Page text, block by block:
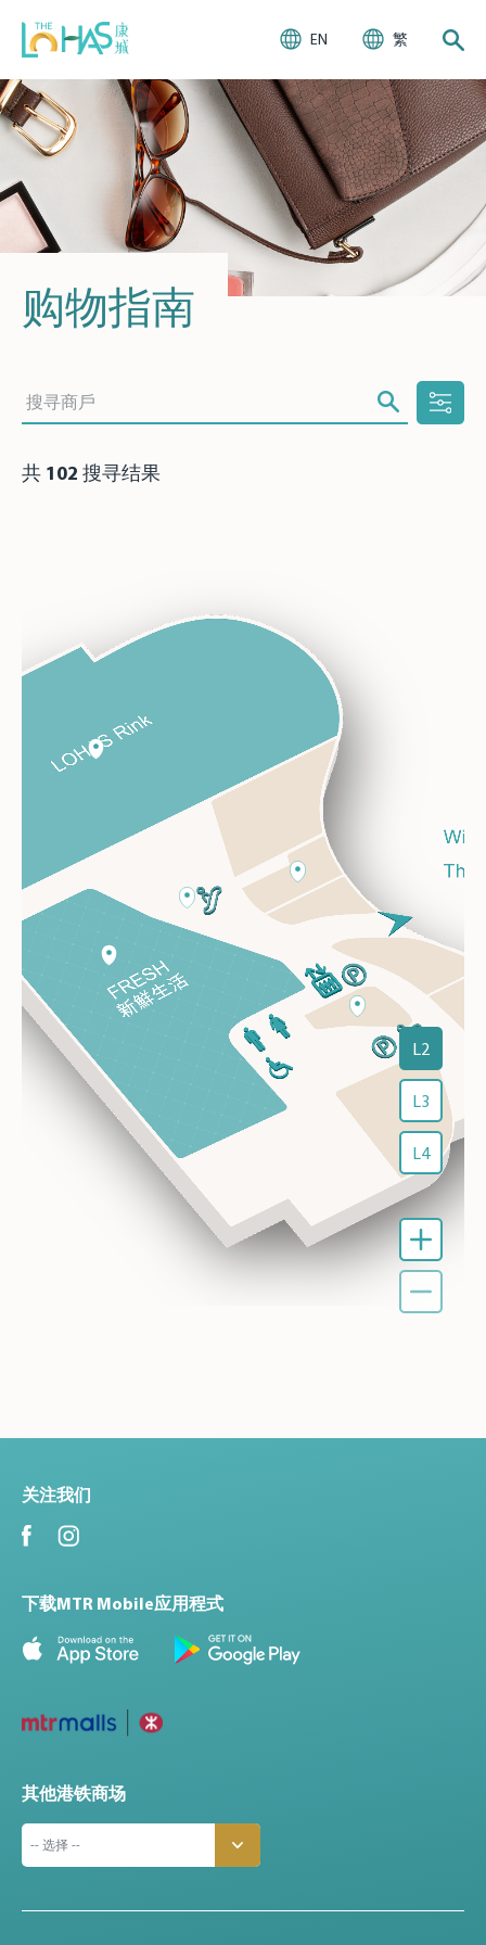
EN 繁
购物指南
共 102 搜寻结果
L2
L3
L4
关注我们
下载MTR Mobile应用程式
其他港铁商场